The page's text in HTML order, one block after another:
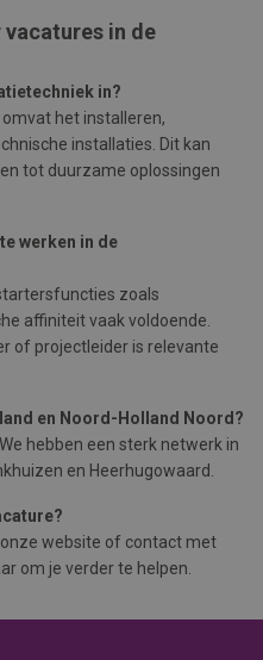
in de
in?
het installeren,
installaties. Dit kan
tot duurzame oplossingen
werken in de
zoals
affiniteit vaak voldoende.
of projectleider is relevante
en Noord-Holland Noord?
hebben een sterk netwerk in
en Heerhugowaard.
website of contact met
om je verder te helpen.